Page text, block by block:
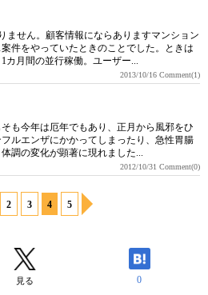
ません。顧客情報にならありますマンション
件をやっていたときのことでした。ときは
カ月間の並行稼働。ユーザー...
2013/10/16 Comment(1)
も今年は厄年でもあり、正月から風邪をひ
ルエンザにかかってしまったり、急性胃腸
調の変化が顕著に現れました...
2012/10/31 Comment(0)
2 3 4 5
見る 0